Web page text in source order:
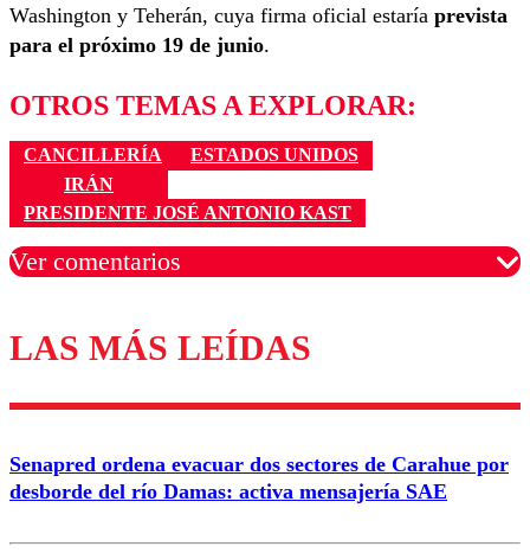
Washington y Teherán, cuya firma oficial estaría prevista
para el próximo 19 de junio.
OTROS TEMAS A EXPLORAR:
CANCILLERÍA
ESTADOS UNIDOS
IRÁN
PRESIDENTE JOSÉ ANTONIO KAST
Ver comentarios
Los comentarios son moderados para garantizar un
diálogo respetuoso.
Correo
LAS MÁS LEÍDAS
Senapred ordena evacuar dos sectores de Carahue por
desborde del río Damas: activa mensajería SAE